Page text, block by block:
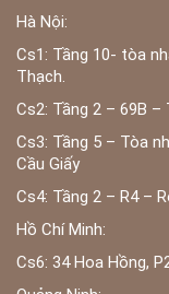
Hà Nội:
Cs1: Tầng 10- tòa
Thạch.
Cs2: Tầng 2 – 69B –
Cs3: Tầng 5 – Tòa
Cầu Giấy
Cs4: Tầng 2 – R4 –
Hồ Chí Minh:
Cs6: 34 Hoa Hồng,